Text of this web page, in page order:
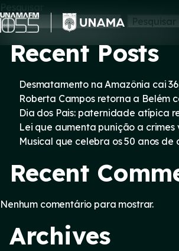
Skip
to
content
Pesquisar
Pesquisar
Recent Posts
Desmatamento na Amazônia cai
Roberta Campos retorna a Belém
Dia dos Pais: paternidade atípica
Lei que aumenta punição a
Musical que celebra os 50 anos
Recent
Nenhum comentário para mostrar.
Archives